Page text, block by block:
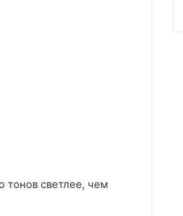
тонов светлее, чем